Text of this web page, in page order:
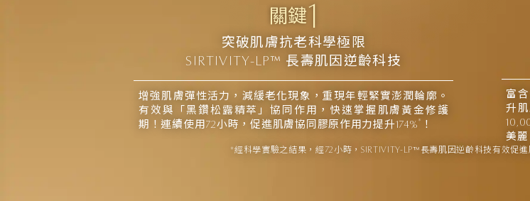
關鍵1
突破肌膚抗老科學極限
SIRTIVITY-LP™ 長壽肌因逆齡科技
增強肌膚彈性活力，減緩老化現象，重現年輕緊實澎潤輪廓。
有效與「黑鑽松露精萃」協同作用，快速掌握肌膚黃金修護
期！連續使用72小時，促進肌膚協同膠原作用力提升174%* ！
*經科學實驗之結果，經72小時，SIRTIVITY-LP™長壽肌因逆齡科技有效促
富
升
美麗